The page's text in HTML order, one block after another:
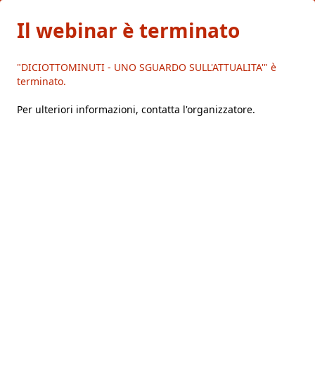
Il webinar è terminato
"DICIOTTOMINUTI - UNO SGUARDO SULL'ATTUALITA'" è
terminato.
Per ulteriori informazioni, contatta l'organizzatore.